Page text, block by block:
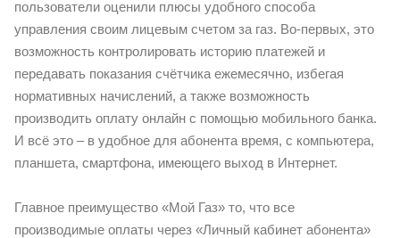
пользователи оценили плюсы удобного способа
управления своим лицевым счетом за газ. Во-первых, это
возможность контролировать историю платежей и
передавать показания счётчика ежемесячно, избегая
нормативных начислений, а также возможность
производить оплату онлайн с помощью мобильного банка.
И всё это – в удобное для абонента время, с компьютера,
планшета, смартфона, имеющего выход в Интернет.
Главное преимущество «Мой Газ» то, что все
производимые оплаты через «Личный кабинет абонента»